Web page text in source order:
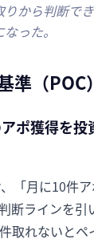
りから判断で
った。
準（POC）
ポ獲得を投
「月に10件
断ラインを
取れないと